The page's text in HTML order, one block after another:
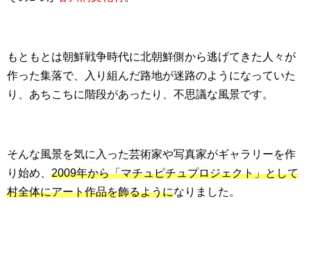
もともとは朝鮮戦争時代に北朝鮮側から逃げてきた人々が
作った集落で、入り組んだ路地が迷路のようになっていた
り、あちこちに階段があったり、不思議な風景です。
そんな風景を気に入った芸術家や写真家がギャラリーを作
り始め、 2009年から「マチュピチュプロジェクト」として
村全体にアート作品を飾るようになりました。